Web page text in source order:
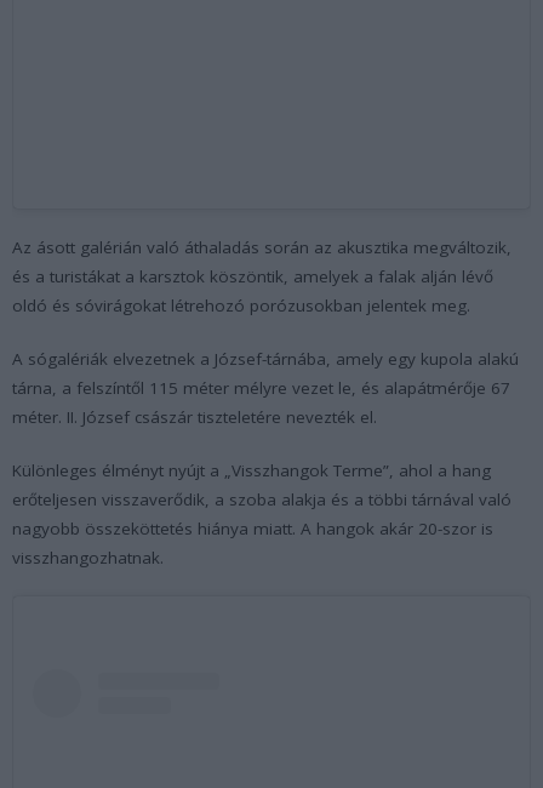
Az ásott galérián való áthaladás során az akusztika megváltozik,
és a turistákat a karsztok köszöntik, amelyek a falak alján lévő
oldó és sóvirágokat létrehozó porózusokban jelentek meg.
A sógalériák elvezetnek a József-tárnába, amely egy kupola alakú
tárna, a felszíntől 115 méter mélyre vezet le, és alapátmérője 67
méter. II. József császár tiszteletére nevezték el.
Különleges élményt nyújt a „Visszhangok Terme”, ahol a hang
erőteljesen visszaverődik, a szoba alakja és a többi tárnával való
nagyobb összeköttetés hiánya miatt. A hangok akár 20-szor is
visszhangozhatnak.